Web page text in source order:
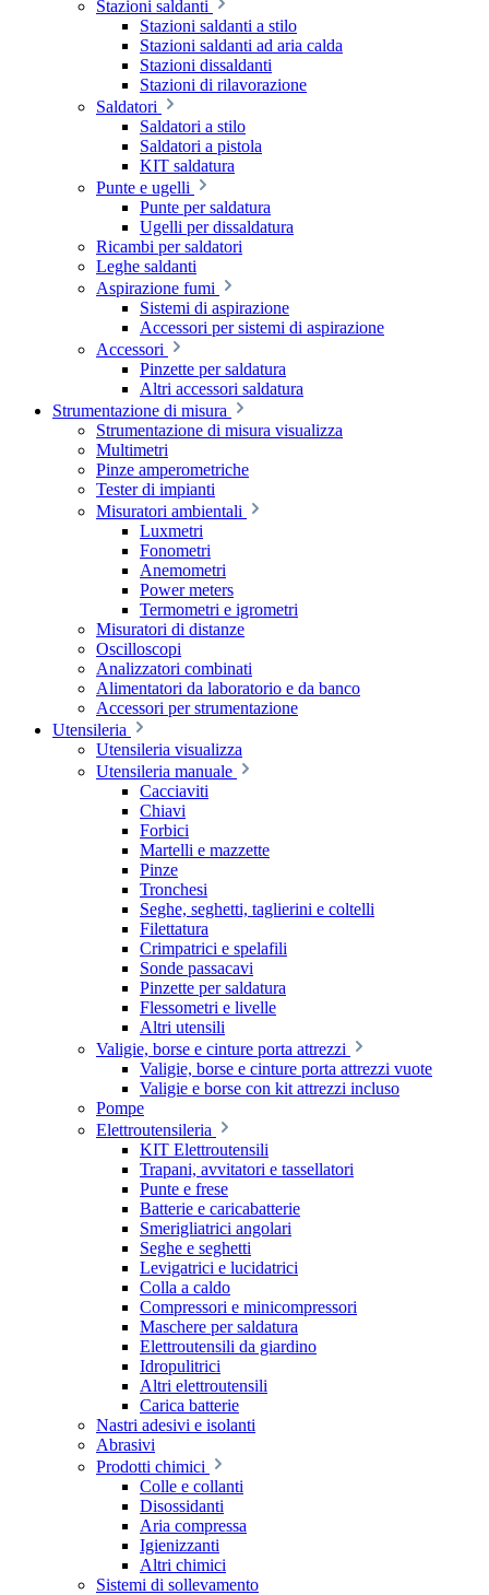
Stazioni saldanti
Stazioni saldanti a stilo
Stazioni saldanti ad aria calda
Stazioni dissaldanti
Stazioni di rilavorazione
Saldatori
Saldatori a stilo
Saldatori a pistola
KIT saldatura
Punte e ugelli
Punte per saldatura
Ugelli per dissaldatura
Ricambi per saldatori
Leghe saldanti
Aspirazione fumi
Sistemi di aspirazione
Accessori per sistemi di aspirazione
Accessori
Pinzette per saldatura
Altri accessori saldatura
Strumentazione di misura
Strumentazione di misura visualizza
Multimetri
Pinze amperometriche
Tester di impianti
Misuratori ambientali
Luxmetri
Fonometri
Anemometri
Power meters
Termometri e igrometri
Misuratori di distanze
Oscilloscopi
Analizzatori combinati
Alimentatori da laboratorio e da banco
Accessori per strumentazione
Utensileria
Utensileria visualizza
Utensileria manuale
Cacciaviti
Chiavi
Forbici
Martelli e mazzette
Pinze
Tronchesi
Seghe, seghetti, taglierini e coltelli
Filettatura
Crimpatrici e spelafili
Sonde passacavi
Pinzette per saldatura
Flessometri e livelle
Altri utensili
Valigie, borse e cinture porta attrezzi
Valigie, borse e cinture porta attrezzi vuote
Valigie e borse con kit attrezzi incluso
Pompe
Elettroutensileria
KIT Elettroutensili
Trapani, avvitatori e tassellatori
Punte e frese
Batterie e caricabatterie
Smerigliatrici angolari
Seghe e seghetti
Levigatrici e lucidatrici
Colla a caldo
Compressori e minicompressori
Maschere per saldatura
Elettroutensili da giardino
Idropulitrici
Altri elettroutensili
Carica batterie
Nastri adesivi e isolanti
Abrasivi
Prodotti chimici
Colle e collanti
Disossidanti
Aria compressa
Igienizzanti
Altri chimici
Sistemi di sollevamento